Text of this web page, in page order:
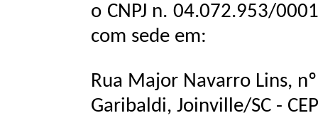
o CNPJ n. 04.072.953/
com sede em:
Rua Major Navarro Lins,
Garibaldi, Joinville/SC -